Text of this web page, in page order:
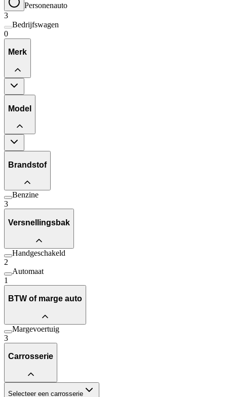
Personenauto
3
Bedrijfswagen
0
Merk
Model
Brandstof
Benzine
3
Versnellingsbak
Handgeschakeld
2
Automaat
1
BTW of marge auto
Margevoertuig
3
Carrosserie
Selecteer een carrosserie